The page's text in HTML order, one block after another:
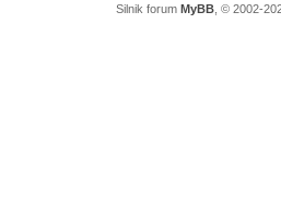
Silnik forum MyBB, © 2002-